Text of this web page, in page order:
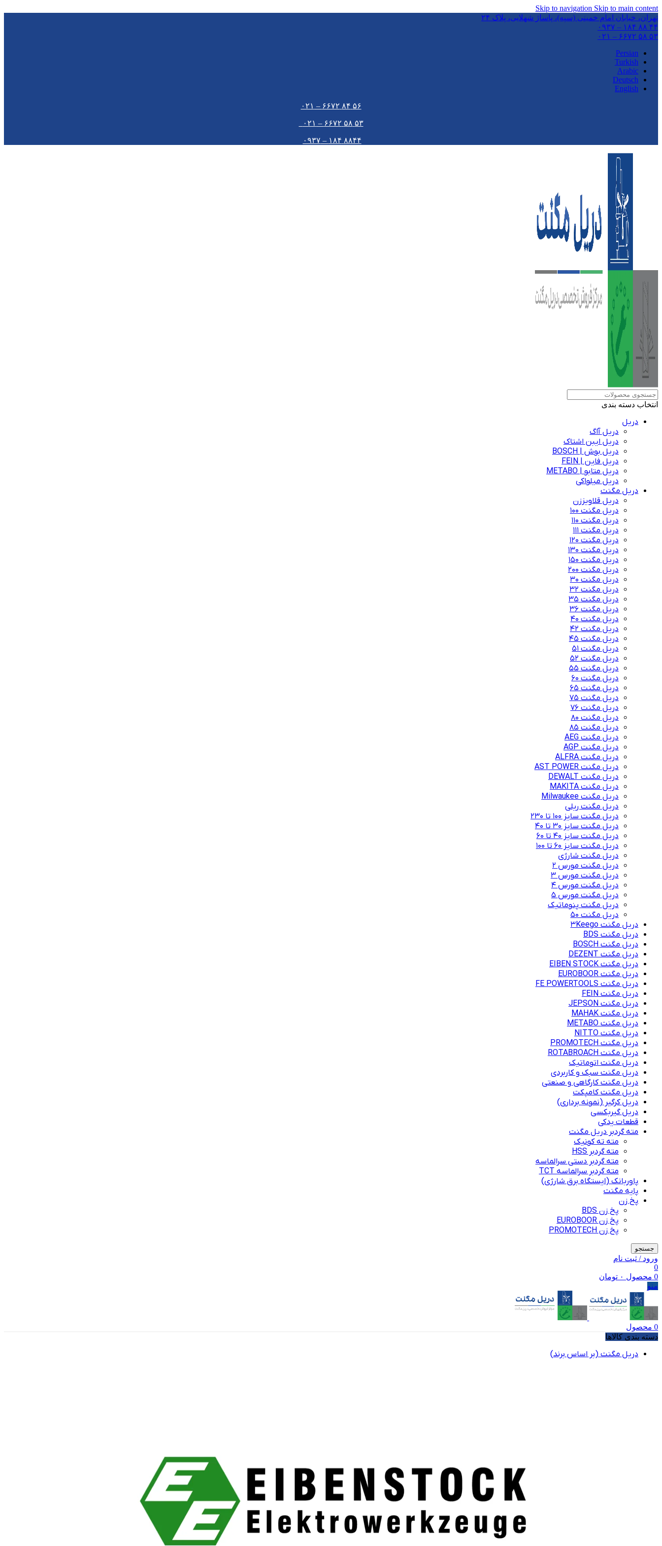
Skip to navigation Skip to main content
تهران،‌ خیابان امام خمینی (سپه)، پاساژ شهلایی، پلاک ۲۴
۴۴ ۸۸ ۱۸۴ – ۰۹۳۷
۵۳ ۵۸ ۶۶۷۲ – ۰۲۱
Persian
Turkish
Arabic
Deutsch
English
۵۶ ۸۴ ۶۶۷۲ – ۰۲۱
۵۳ ۵۸ ۶۶۷۲ – ۰۲۱
۸۸۴۴ ۱۸۴ – ۰۹۳۷
انتخاب دسته بندی
دریل
دریل آاگ
دریل ایبن اشتاک
دریل بوش | BOSCH
دریل فاین | FEIN
دریل متابو | METABO
دریل میلواکی
دریل مگنت
دریل قلاویززن
دریل مگنت 100
دریل مگنت 110
دریل مگنت 111
دریل مگنت 120
دریل مگنت 130
دریل مگنت 150
دریل مگنت 200
دریل مگنت 30
دریل مگنت 32
دریل مگنت 35
دریل مگنت 36
دریل مگنت 40
دریل مگنت 42
دریل مگنت 45
دریل مگنت 51
دریل مگنت 52
دریل مگنت 55
دریل مگنت 60
دریل مگنت 65
دریل مگنت 75
دریل مگنت 76
دریل مگنت 80
دریل مگنت 85
دریل مگنت AEG
دریل مگنت AGP
دریل مگنت ALFRA
دریل مگنت AST POWER
دریل مگنت DEWALT
دریل مگنت MAKITA
دریل مگنت Milwaukee
دریل مگنت ریلی
دریل مگنت سایز 100 تا 230
دریل مگنت سایز 30 تا 40
دریل مگنت سایز 40 تا 60
دریل مگنت سایز 60 تا 100
دریل مگنت شارژی
دریل مگنت مورس 2
دریل مگنت مورس 3
دریل مگنت مورس 4
دریل مگنت مورس 5
دریل مگنت پنوماتیک
دریل مگنت ۵۰
دریل مگنت 3Keego
دریل مگنت BDS
دریل مگنت BOSCH
دریل مگنت DEZENT
دریل مگنت EIBEN STOCK
دریل مگنت EUROBOOR
دریل مگنت FE POWERTOOLS
دریل مگنت FEIN
دریل مگنت JEPSON
دریل مگنت MAHAK
دریل مگنت METABO
دریل مگنت NITTO
دریل مگنت PROMOTECH
دریل مگنت ROTABROACH
دریل مگنت اتوماتیک
دریل مگنت سبک و کاربردی
دریل مگنت کارگاهی و صنعتی
دریل مگنت کامپکت
دریل کرگیر (نمونه برداری)
دریل گیربکسی
قطعات یدکی
مته گردبر دریل مگنت
مته ته کونیک
مته گردبر HSS
مته گردبر دستی سرالماسه
مته گردبر سرالماسه TCT
پاوربانک (ایستگاه برق شارژی)
پایه مگنت
پخ زن
پخ زن BDS
پخ زن EUROBOOR
پخ زن PROMOTECH
جستجو
ورود / ثبت نام
0
0 محصول ۰ تومان
منو
0 محصول
دسته بندی کالاها
دریل مگنت (بر اساس برند)